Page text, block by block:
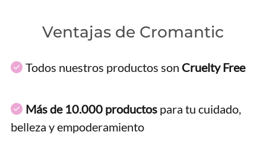
Ventajas de Cromantic
Todos nuestros productos son Cruelty Free
Más de 10.000 productos para tu cuidado,
belleza y empoderamiento